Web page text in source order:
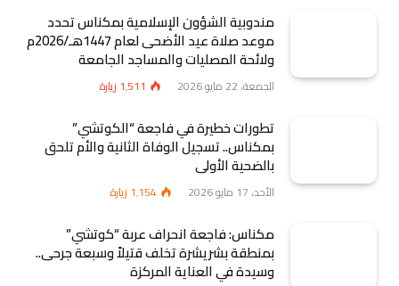
مندوبية الشؤون الإسلامية بمكناس تحدد
موعد صلاة عيد الأضحى لعام 1447هـ/2026م
ولائحة المصليات والمساجد الجامعة
الجمعة، 22 مايو 2026 1٬511 زيارة
تطورات خطيرة في فاجعة “الكوتشي”
بمكناس.. تسجيل الوفاة الثانية والأم تلحق
بالضحية الأولى
الأحد، 17 مايو 2026 1٬154 زيارة
مكناس: فاجعة انحراف عربة “كوتشي”
بمنطقة بشريشرة تخلف قتيلاً وسبعة جرحى..
وسيدة في العناية المركزة